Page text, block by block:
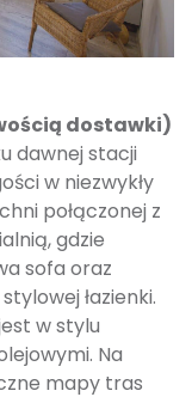
dostawki)
dawnej stacji
w niezwykły
połączonej z
gdzie
sofa oraz
łazienki.
w stylu
Na
mapy tras